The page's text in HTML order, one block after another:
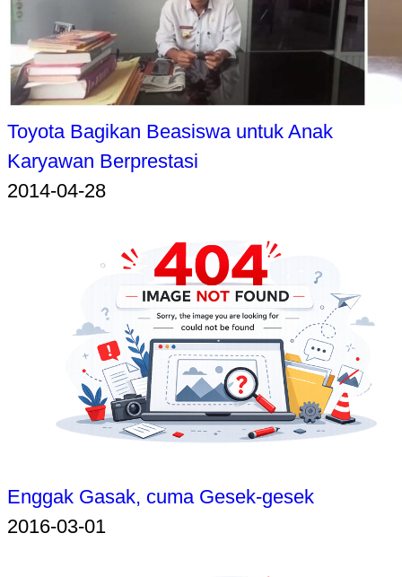
Toyota Bagikan Beasiswa untuk Anak
Karyawan Berprestasi
2014-04-28
Enggak Gasak, cuma Gesek-gesek
2016-03-01